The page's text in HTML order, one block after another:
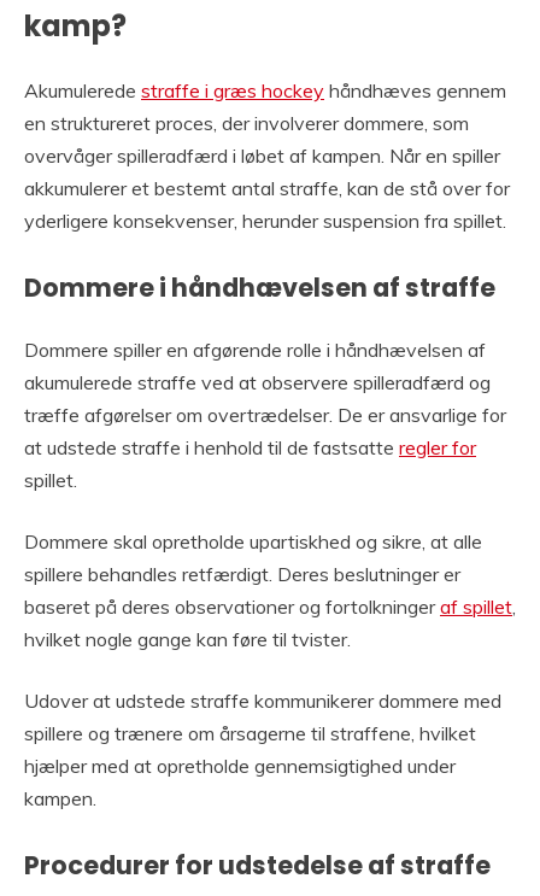
kamp?
Akumulerede straffe i græs hockey håndhæves gennem
en struktureret proces, der involverer dommere, som
overvåger spilleradfærd i løbet af kampen. Når en spiller
akkumulerer et bestemt antal straffe, kan de stå over for
yderligere konsekvenser, herunder suspension fra spillet.
Dommere i håndhævelsen af straffe
Dommere spiller en afgørende rolle i håndhævelsen af
akumulerede straffe ved at observere spilleradfærd og
træffe afgørelser om overtrædelser. De er ansvarlige for
at udstede straffe i henhold til de fastsatte regler for
spillet.
Dommere skal opretholde upartiskhed og sikre, at alle
spillere behandles retfærdigt. Deres beslutninger er
baseret på deres observationer og fortolkningeraf spillet,
hvilket nogle gange kan føre til tvister.
Udover at udstede straffe kommunikerer dommere med
spillere og trænere om årsagerne til straffene, hvilket
hjælper med at opretholde gennemsigtighed under
kampen.
Procedurer for udstedelse af straffe